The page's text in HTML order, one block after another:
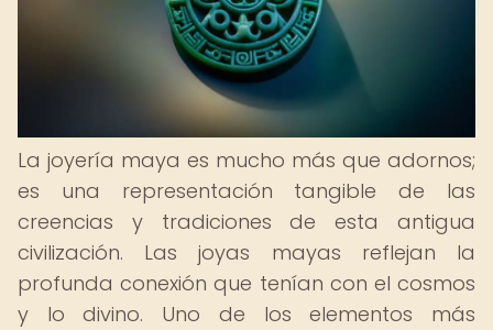
La joyería maya es mucho más que adornos;
es una representación tangible de las
creencias y tradiciones de esta antigua
civilización. Las joyas mayas reflejan la
profunda conexión que tenían con el cosmos
y lo divino. Uno de los elementos más